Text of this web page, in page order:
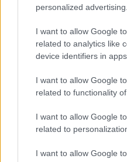
personalized advertising.
I want to allow Google
related to analytics like
device identifiers in apps.
I want to allow Google
related to functionality
I want to allow Google
related to
I want to allow Google